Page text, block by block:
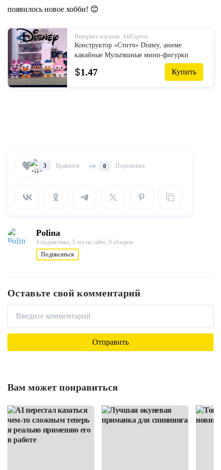
появилось новое хобби! 😊
Интернет-магазин: AliExpress
Конструктор «Ститч» Disney, аниме
кавайные Мультяшные мини-фигурки
героев, Детские кубики, сборные блоки,
игрушки «сделай сам», подарок для детей
$1.47 Купить
3 Нравится 0 Поделились
Polina
4 подписчика, 5 лет на сайте, 9 обзоров
Подписаться
Оставьте свой комментарий
Вам может понравиться